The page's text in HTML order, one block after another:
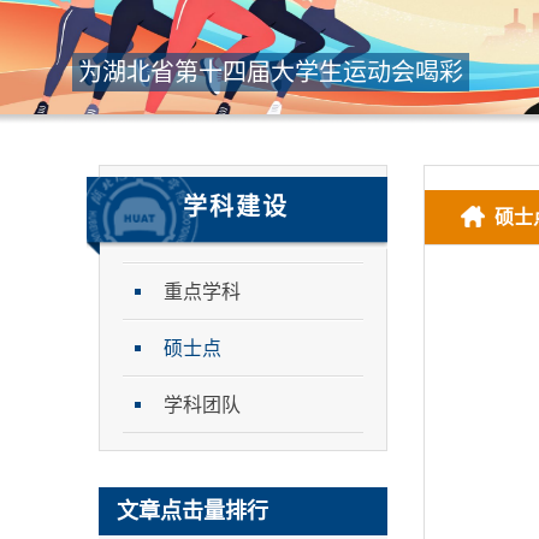
为湖北省第十四届大学生运动会喝彩
学科建设
重点学科
硕士点
学科团队
文章点击量排行
硕士